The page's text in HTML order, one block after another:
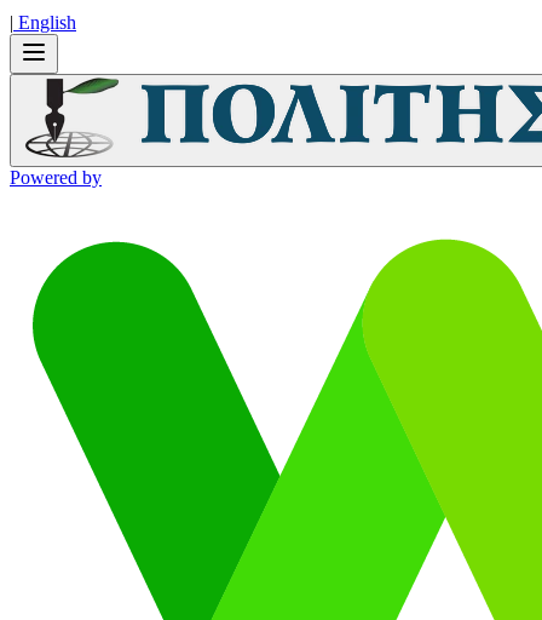
| Εnglish
Powered by